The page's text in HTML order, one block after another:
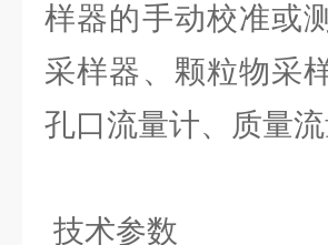
样器的手动校准或
采样器、颗粒物采
孔口流量计、质量流
技术参数